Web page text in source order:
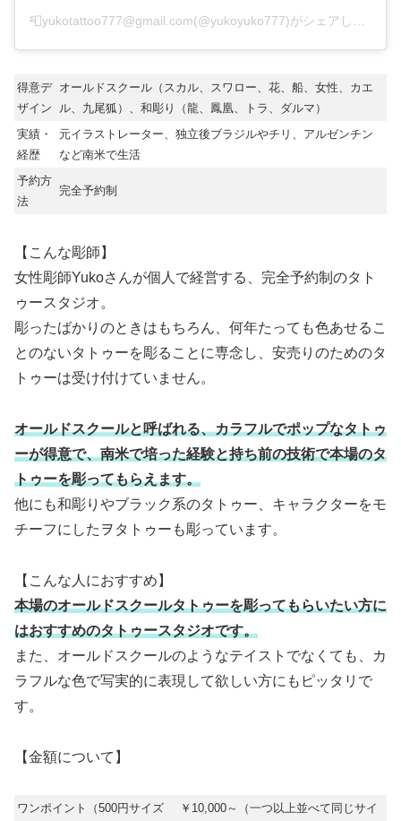
得意デ
ザイン
オールドスクール（スカル、スワロー、花、船、女性、カエ
ル、九尾狐）、和彫り（龍、鳳凰、トラ、ダルマ）
実績・
経歴
元イラストレーター、独立後ブラジルやチリ、アルゼンチン
など南米で生活
予約方
法
完全予約制
【こんな彫師】
女性彫師Yukoさんが個人で経営する、完全予約制のタト
ゥースタジオ。
彫ったばかりのときはもちろん、何年たっても色あせるこ
とのないタトゥーを彫ることに専念し、安売りのためのタ
トゥーは受け付けていません。
オールドスクールと呼ばれる、カラフルでポップなタトゥ
ーが得意で、南米で培った経験と持ち前の技術で本場のタ
トゥーを彫ってもらえます。
他にも和彫りやブラック系のタトゥー、キャラクターをモ
チーフにしたヲタトゥーも彫っています。
【こんな人におすすめ】
本場のオールドスクールタトゥーを彫ってもらいたい方に
はおすすめのタトゥースタジオです。
また、オールドスクールのようなテイストでなくても、カ
ラフルな色で写実的に表現して欲しい方にもピッタリで
す。
【金額について】
ワンポイント（500円サイズ
￥10,000～​（一つ以上並べて同じサイ